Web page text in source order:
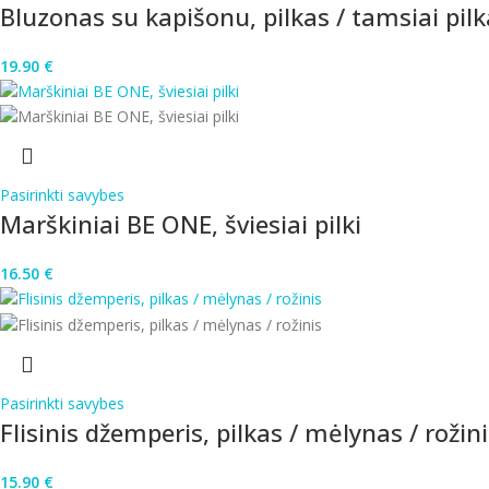
Bluzonas su kapišonu, pilkas / tamsiai
19.90 €
Pasirinkti savybes
Marškiniai BE ONE, šviesiai pilki
16.50 €
Pasirinkti savybes
Flisinis džemperis, pilkas / mėlynas /
15.90 €